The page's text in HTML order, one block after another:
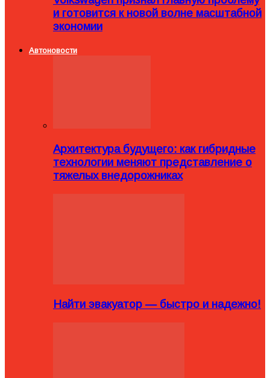
и готовится к новой волне масштабной
экономии
Автоновости
Архитектура будущего: как гибридные
технологии меняют представление о
тяжелых внедорожниках
Найти эвакуатор — быстро и надежно!